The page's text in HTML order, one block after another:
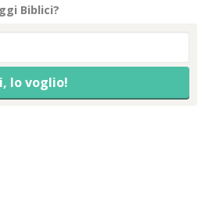
Biblici?